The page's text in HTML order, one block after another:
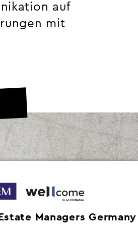
auf
mit
Managers Germany